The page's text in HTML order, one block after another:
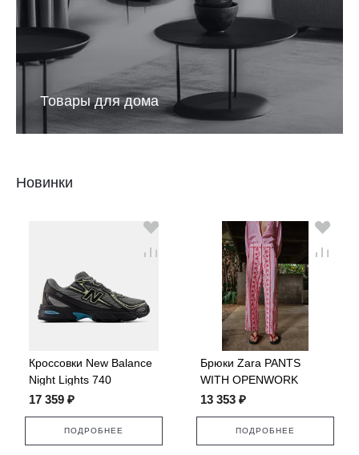
Товары для дома
Новинки
Кроссовки New Balance
Night Lights 740
17 359 ₽
ПОДРОБНЕЕ
Брюки Zara PANTS
WITH OPENWORK
EMBROIDERY
13 353 ₽
ПОДРОБНЕЕ